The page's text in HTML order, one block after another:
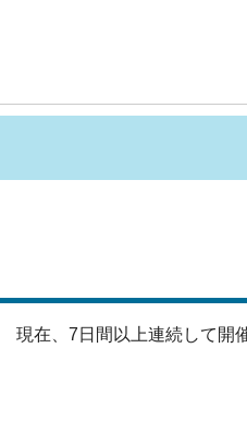
現在、 7 日間以上連続して開